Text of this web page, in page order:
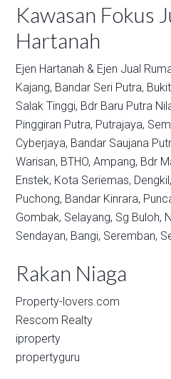
Kawasan Fokus
Hartanah
Ejen Hartanah & Ejen Jual
Kajang, Bandar Seri Putra,
Salak Tinggi, Bdr Baru Putra
Pinggiran Putra, Putrajaya,
Cyberjaya, Bandar Saujana
Warisan, BTHO, Ampang, Bdr
Enstek, Kota Seriemas, Dengkil,
Puchong, Bandar Kinrara,
Gombak, Selayang, Sg Buloh,
Sendayan, Bangi, Seremban,
Rakan Niaga
Property-lovers.com
Rescom Realty
iproperty
propertyguru